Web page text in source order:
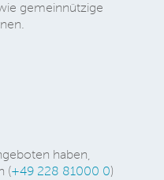
gemeinnützige
haben,
(+49 228 81000 0)